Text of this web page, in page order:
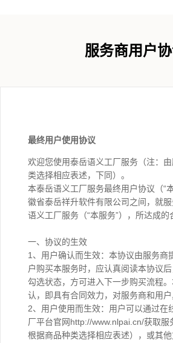
服务商用户
最终用户使用协议
欢迎您使用泰岳语义工厂服务（注：
类选择相应表述，下同）。
本泰岳语义工厂服务最终用户协议（“
徽省泰岳祥升软件有限公司之间，就
语义工厂服务（“本服务”），所达成的
一、协议的生效
1、用户确认而生效：本协议由服务商
户购买本服务时，应认真阅读本协议
勾选状态，方可进入下一步购买流程
认，即具有合同效力，对服务商和用户
2、用户使用而生效：用户可以通过在
厂平台官网http://www.nlpai.cn/获取服
根据商品种类选择相应表述），或其他